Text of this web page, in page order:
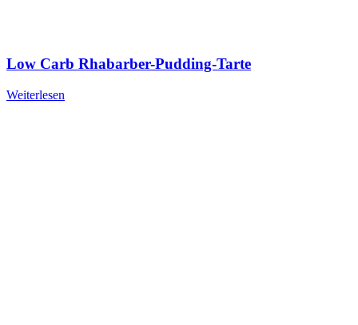
Low Carb Rhabarber-Pudding-Tarte
Weiterlesen